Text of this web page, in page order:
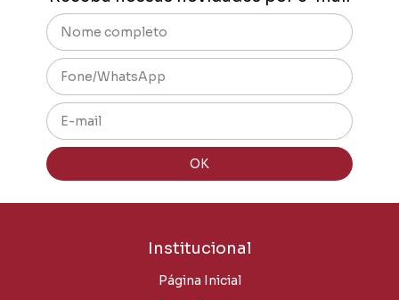
Institucional
Página Inicial